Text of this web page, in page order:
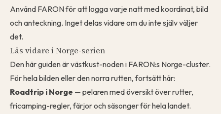
Använd FARON för attlogga varje nattmed koordinat, bild
och anteckning. Inget delas vidare om du inte själv väljer
det.
Läs vidare i Norge-serien
Den här guiden är västkust-noden i FARON:s Norge-cluster.
För hela bilden eller den norra rutten, fortsätt här:
Roadtrip i Norge — pelaren med översikt över rutter,
fricamping-regler, färjor och säsonger för hela landet.